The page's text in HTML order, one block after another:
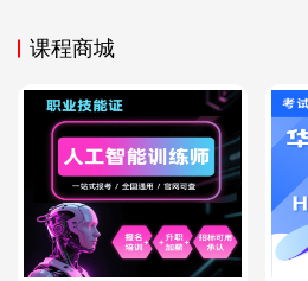
（2）哪些场景能用？
业务集成：通过 API 接口，让 AI 指
改
企业基础设施：银行、互联网公司用
AI 服务
学习探索
：适合研究 AI 指令优化（
课程商城